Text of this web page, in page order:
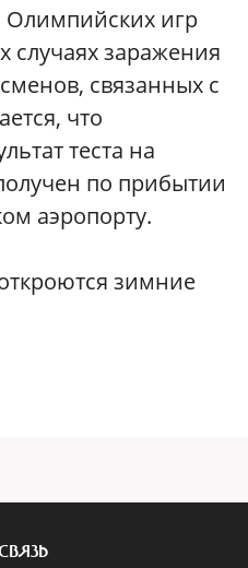
Олимпийских игр
случаях заражения
связанных с
что
теста на
по прибытии
аэропорту.
зимние